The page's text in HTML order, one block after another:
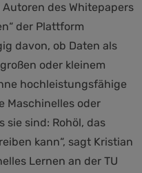
des Whitepapers
der Plattform
davon, ob Daten als
oder kleinem
hochleistungsfähige
Maschinelles oder
sie sind: Rohöl, das
kann“, sagt Kristian
Lernen an der TU